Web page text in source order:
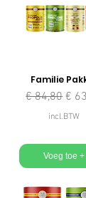
Familie
Normale
€ 84,80 €
incl.BTW
Voeg toe +